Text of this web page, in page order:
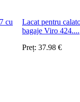
Lacat pentru
bagaje Viro 424....
Preț: 37.98 €